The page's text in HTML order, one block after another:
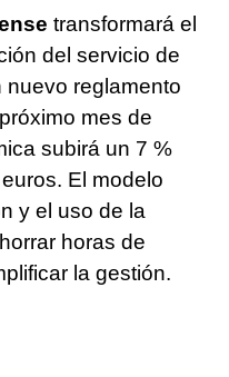
transformará el
del servicio de
reglamento
mes de
subirá un 7 %
El modelo
y el uso de la
horas de
la gestión.